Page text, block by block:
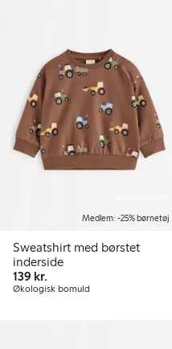
Medlem: -25% børnetøj
Sweatshirt med børstet
inderside
139 kr.
Økologisk bomuld